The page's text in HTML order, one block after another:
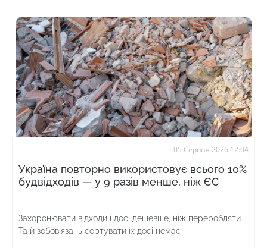
05 Серпня 2026 12:04
Україна повторно використовує всього 10%
будвідходів — у 9 разів менше, ніж ЄС
Захоронювати відходи і досі дешевше, ніж переробляти.
Та й зобов’язань сортувати їх досі немає